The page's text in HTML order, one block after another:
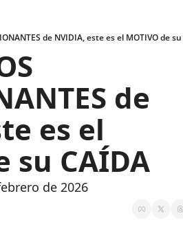
de NVIDIA, este es el MOTIVO de
de
es el
su CAÍDA
de 2026